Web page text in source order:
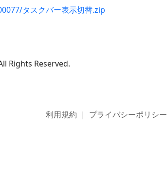
タスクバー表示切替.zip
Rights Reserved.
利用規約 | プライバシーポリシー